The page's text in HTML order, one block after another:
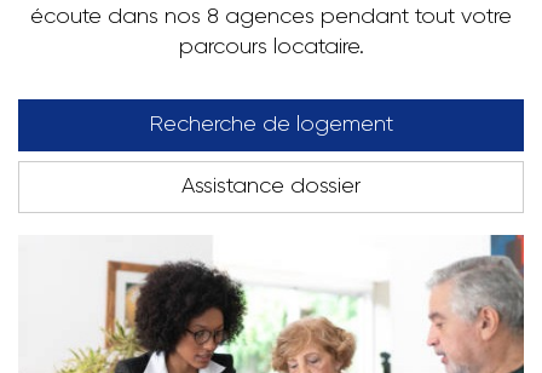
écoute dans nos 8 agences pendant tout votre
parcours locataire.
Recherche de logement
Assistance dossier